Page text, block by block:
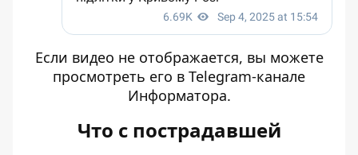
Если видео не отображается, вы можете
просмотреть его в Telegram-канале
Информатора.
Что с пострадавшей